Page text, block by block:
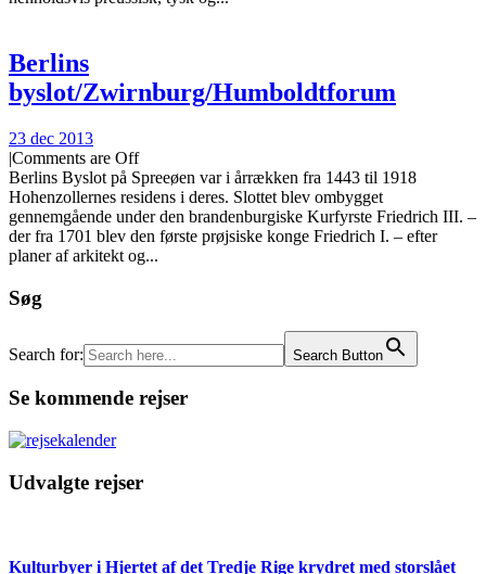
Berlins
byslot/Zwirnburg/Humboldtforum
23 dec 2013
|Comments are Off
Berlins Byslot på Spreeøen var i årrækken fra 1443 til 1918
Hohenzollernes residens i deres. Slottet blev ombygget
gennemgående under den brandenburgiske Kurfyrste Friedrich III. –
der fra 1701 blev den første prøjsiske konge Friedrich I. – efter
planer af arkitekt og...
Søg
Search for: Search Button
Se kommende rejser
Udvalgte rejser
Kulturbyer i Hjertet af det Tredje Rige krydret med storslået